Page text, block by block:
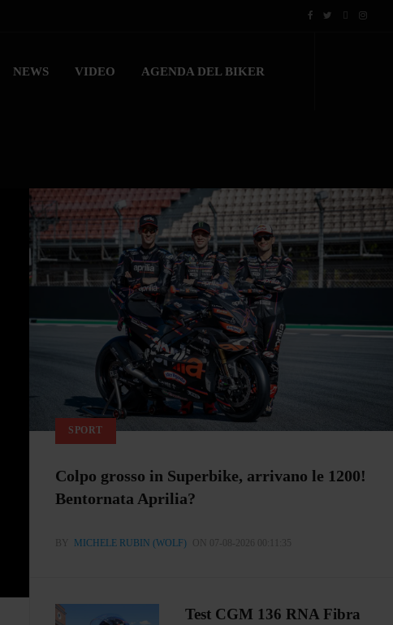
NEWS VIDEO AGENDA DEL BIKER
SPORT
Colpo grosso in Superbike, arrivano le 1200!
Bentornata Aprilia?
BY MICHELE RUBIN (WOLF) ON 07-08-2026 00:11:35
Test CGM 136 RNA Fibra